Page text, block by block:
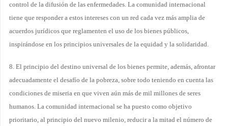
control de la difusión de las enfermedades. La comunidad internacional
tiene que responder a estos intereses con un red cada vez más amplia de
acuerdos jurídicos que reglamenten el uso de los bienes públicos,
inspirándose en los principios universales de la equidad y la solidaridad.
8. El principio del destino universal de los bienes permite, además, afrontar
adecuadamente el desafío de la pobreza, sobre todo teniendo en cuenta las
condiciones de miseria en que viven aún más de mil millones de seres
humanos. La comunidad internacional se ha puesto como objetivo
prioritario, al principio del nuevo milenio, reducir a la mitad el número de